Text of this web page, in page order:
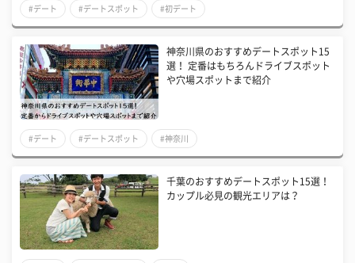
#デート #デートスポット #初デート
神奈川県のおすすめデートスポット15
選！ 定番はもちろんドライブスポット
や穴場スポットまで紹介
#デート #デートスポット #神奈川
千葉のおすすめデートスポット15選！
カップル必見の観光エリアは？